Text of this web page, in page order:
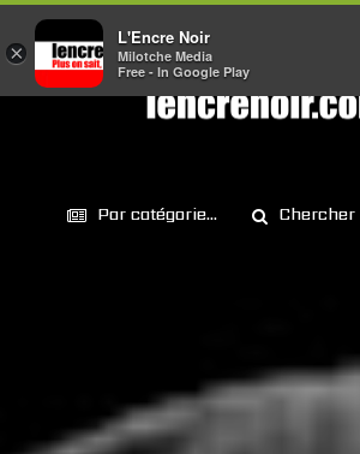
Par catégorie... Chercher
×
L'Encre Noir
Milotche Media
Free - In Google Play